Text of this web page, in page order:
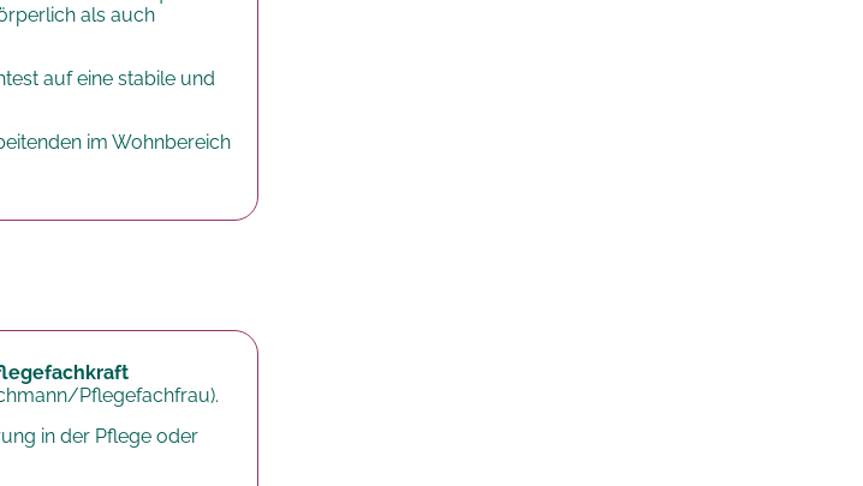
als auch
auf eine stabile und
im Wohnbereich
Pflegefachfrau).
in der Pflege oder